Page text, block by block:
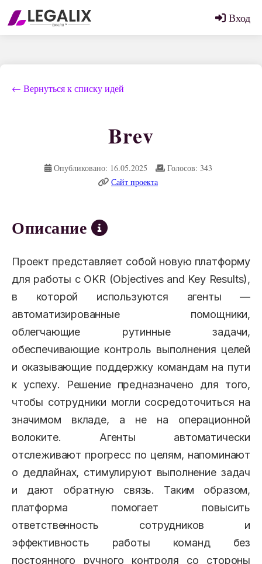
Вход
← Вернуться к списку идей
Brev
Опубликовано: 16.05.2025
Голосов: 343
Сайт проекта
Описание
Проект представляет собой новую платформу
для работы с OKR (Objectives and Key Results),
в которой используются агенты —
автоматизированные помощники,
облегчающие рутинные задачи,
обеспечивающие контроль выполнения целей
и оказывающие поддержку командам на пути
к успеху. Решение предназначено для того,
чтобы сотрудники могли сосредоточиться на
значимом вкладе, а не на операционной
волоките. Агенты автоматически
отслеживают прогресс по целям, напоминают
о дедлайнах, стимулируют выполнение задач
и дают обратную связь. Таким образом,
платформа помогает повысить
ответственность сотрудников и
эффективность работы команд без
постоянного ручного контроля со стороны